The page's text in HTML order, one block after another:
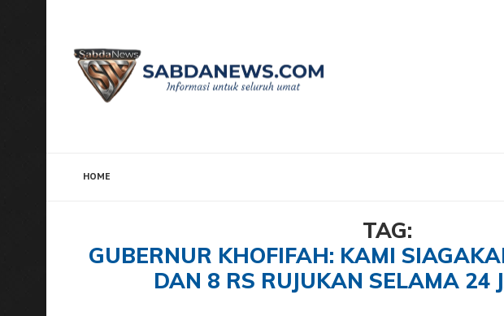
HOME
TAG:
GUBERNUR KHOFIFAH: KAMI
DAN 8 RS RUJUKAN SELAMA 24